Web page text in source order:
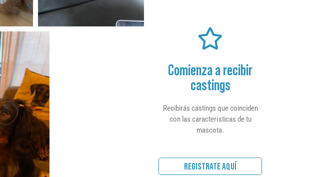
Comienza a recibir
castings
Recibirás castings que coinciden
con las características de tu
mascota.
REGISTRATE AQUÍ